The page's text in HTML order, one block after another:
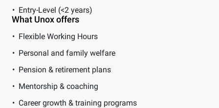
Entry-Level (<2 years)
What Unox offers
Flexible Working Hours
Personal and family welfare
Pension & retirement plans
Mentorship & coaching
Career growth & training programs